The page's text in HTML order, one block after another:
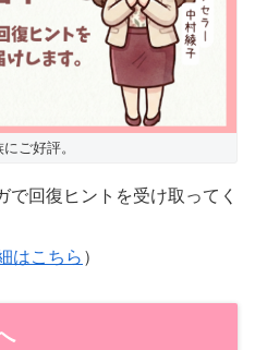
ご好評。
回復ヒントを受け取ってく
はこちら ）